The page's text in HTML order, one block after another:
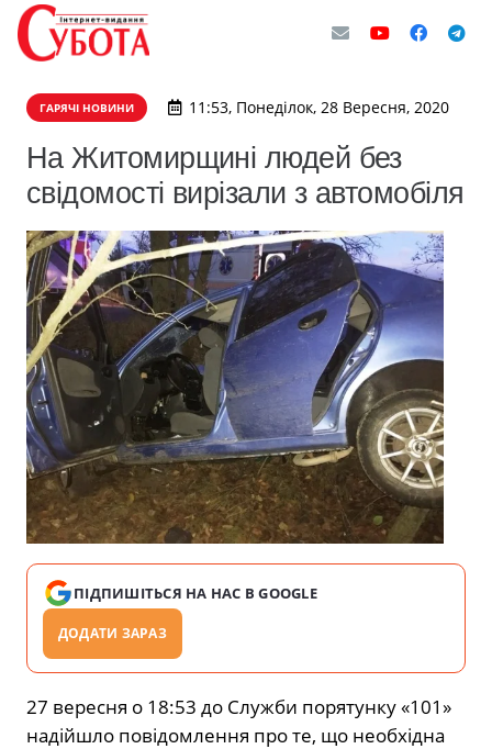
ГАРЯЧІ НОВИНИ 11:53, Понеділок, 28 Вересня, 2020
На Житомирщині людей без
свідомості вирізали з автомобіля
ПІДПИШІТЬСЯ НА НАС В GOOGLE
ДОДАТИ ЗАРАЗ
27 вересня о 18:53 до Служби порятунку «101»
надійшло повідомлення про те, що необхідна